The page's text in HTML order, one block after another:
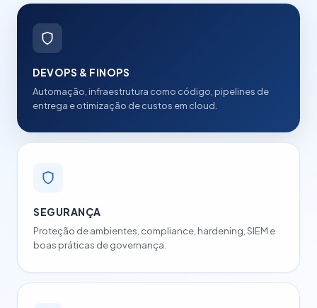
DEVOPS & FINOPS
Automação, infraestrutura como código, pipelines de
entrega e otimização de custos em cloud.
SEGURANÇA
Proteção de ambientes, compliance, hardening, SIEM e
boas práticas de governança.